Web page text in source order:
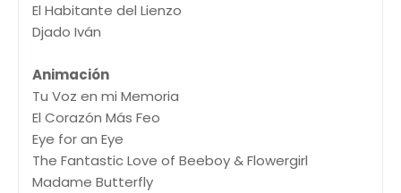
El Habitante del Lienzo
Djado Iván
Animación
Tu Voz en mi Memoria
El Corazón Más Feo
Eye for an Eye
The Fantastic Love of Beeboy & Flowergirl
Madame Butterfly